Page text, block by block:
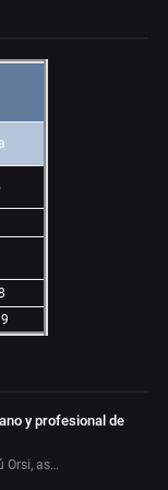
y profesional de
Orsi, as…